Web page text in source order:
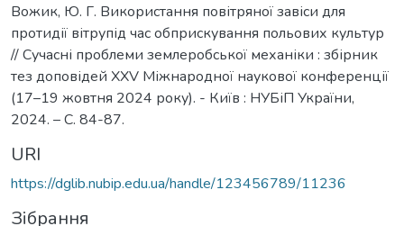
Вожик, Ю. Г. Використання повітряної завіси для
протидії вітрупід час обприскування польових культур
// Сучасні проблеми землеробської механіки : збірник
тез доповідей XХV Міжнародної наукової конференції
(17–19 жовтня 2024 року). - Київ : НУБіП України,
2024. – С. 84-87.
URI
https://dglib.nubip.edu.ua/handle/123456789/11236
Зібрання